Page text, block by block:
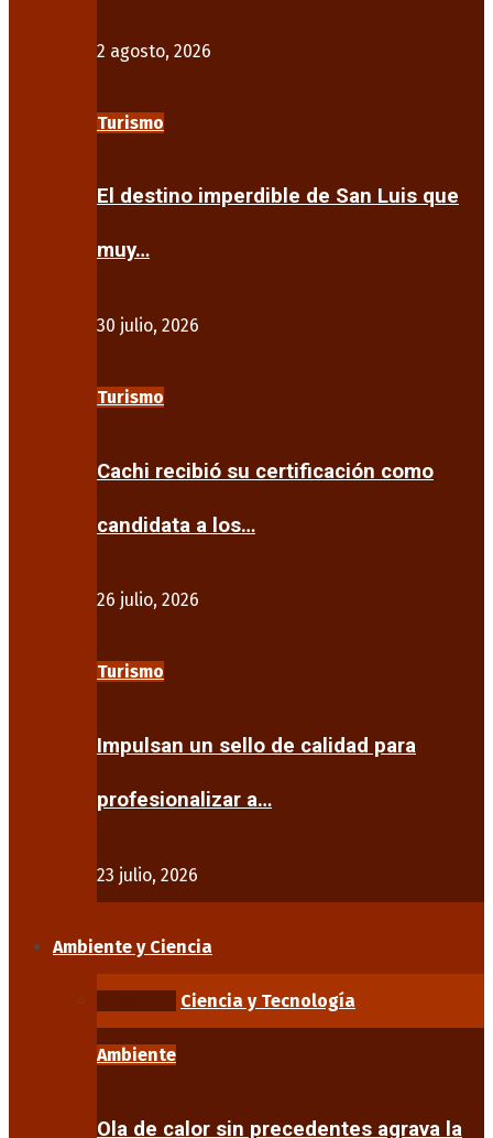
2 agosto, 2026
Turismo
El destino imperdible de San Luis que
muy…
30 julio, 2026
Turismo
Cachi recibió su certificación como
candidata a los…
26 julio, 2026
Turismo
Impulsan un sello de calidad para
profesionalizar a…
23 julio, 2026
Ambiente y Ciencia
Ciencia y Tecnología
Ambiente
Ola de calor sin precedentes agrava la